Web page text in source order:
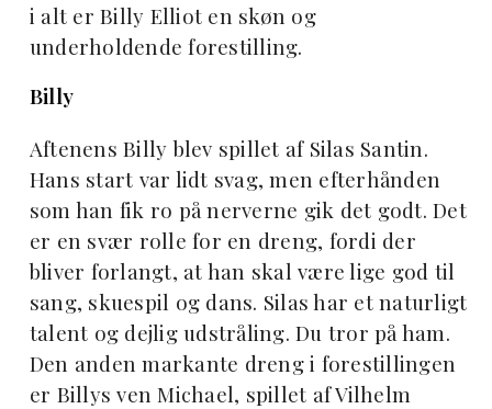
i alt er Billy Elliot en skøn og
underholdende forestilling.
Billy
Aftenens Billy blev spillet af Silas Santin.
Hans start var lidt svag, men efterhånden
som han fik ro på nerverne gik det godt. Det
er en svær rolle for en dreng, fordi der
bliver forlangt, at han skal være lige god til
sang, skuespil og dans. Silas har et naturligt
talent og dejlig udstråling. Du tror på ham.
Den anden markante dreng i forestillingen
er Billys ven Michael, spillet af Vilhelm